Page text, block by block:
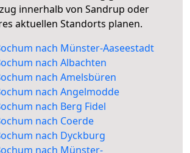
innerhalb von Sandrup oder
aktuellen Standorts planen.
nach Münster-Aaseestadt
nach Albachten
nach Amelsbüren
nach Angelmodde
nach Berg Fidel
nach Coerde
nach Dyckburg
nach Münster-